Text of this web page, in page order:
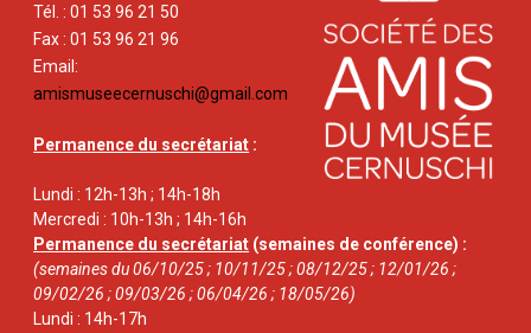
Tél. : 01 53 96 21 50
Fax : 01 53 96 21 96
Email:
amismuseecernuschi@gmail.com
Permanence du secrétariat :
Lundi : 12h-13h ; 14h-18h
Mercredi : 10h-13h ; 14h-16h
Permanence du secrétariat (semaines de conférence) :
(semaines du 06/10/25 ; 10/11/25 ; 08/12/25 ; 12/01/26 ;
09/02/26 ; 09/03/26 ; 06/04/26 ; 18/05/26)
Lundi : 14h-17h